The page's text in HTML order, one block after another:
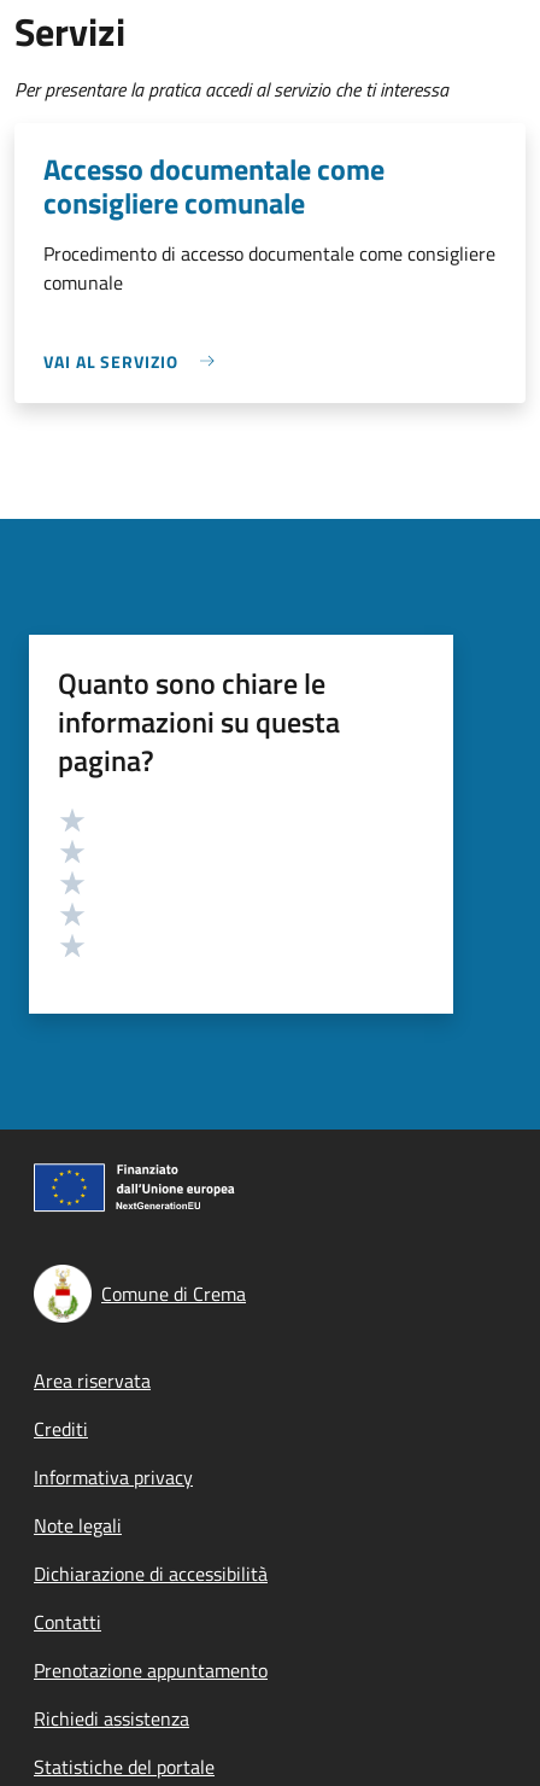
Servizi
Per presentare la pratica accedi al servizio che ti interessa
Accesso documentale come
consigliere comunale
Procedimento di accesso documentale come consigliere
comunale
VAI AL SERVIZIO
Quanto sono chiare le
informazioni su questa
pagina?
Valutazione
Comune di Crema
Footer menu
Area riservata
Crediti
Informativa privacy
Note legali
Dichiarazione di accessibilità
Contatti
Prenotazione appuntamento
Richiedi assistenza
Statistiche del portale